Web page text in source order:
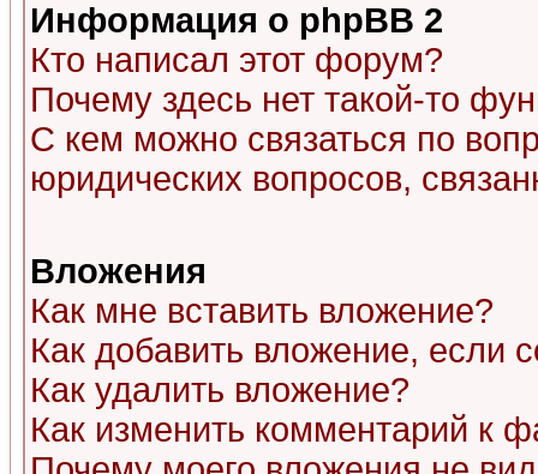
Информация о phpBB 2
Кто написал этот форум?
Почему здесь нет такой-то
С кем можно связаться по
юридических вопросов,
Вложения
Как мне вставить вложение?
Как добавить вложение, если
Как удалить вложение?
Как изменить комментарий к